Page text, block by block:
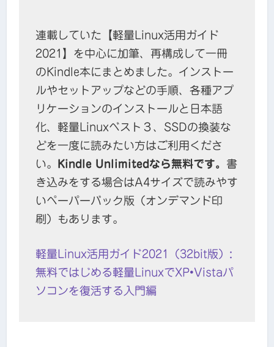
連載していた【軽量Linux活用ガイド
2021】を中心に加筆、再構成して一冊
のKindle本にまとめました。インストー
ルやセットアップなどの手順、各種アプ
リケーションのインストールと日本語
化、軽量Linuxベスト３、SSDの換装な
どを一度に読みたい方はご利用くださ
い。
Kindle Unlimitedなら無料です。 書
き込みをする場合はA4サイズで読みやす
いペーパーバック版（オンデマンド印
刷）もあります。
軽量Linux活用ガイド2021（32bit版）:
無料ではじめる軽量LinuxでXP•Vistaパ
ソコンを復活する入門編